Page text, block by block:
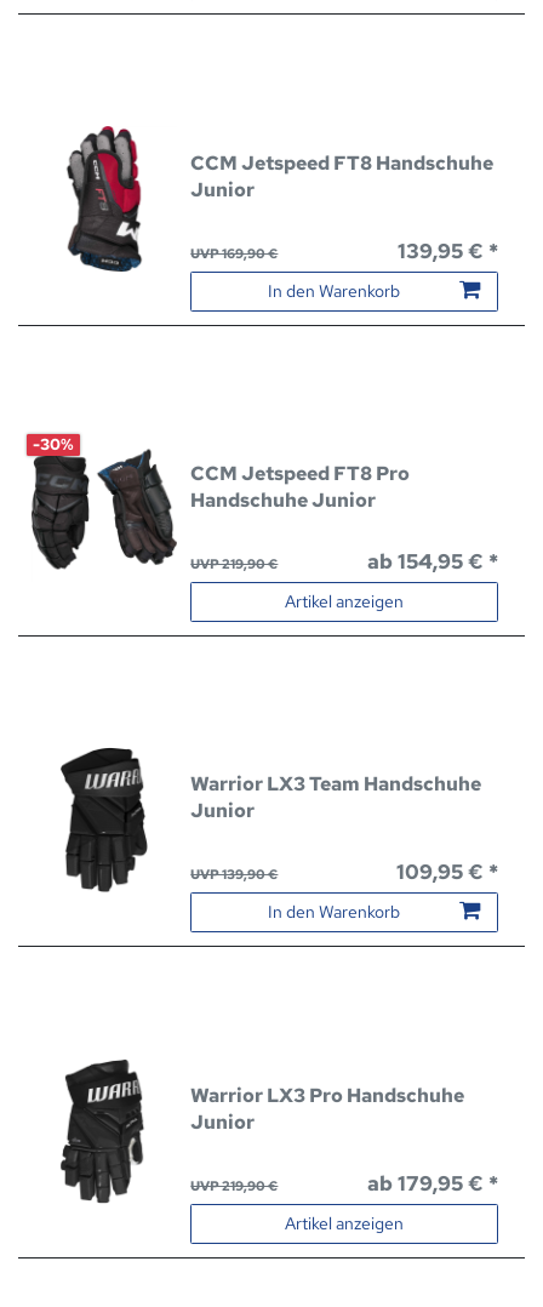
CCM Jetspeed FT8 Handschuhe
Junior
UVP 169,90 € 139,95 € *
In den Warenkorb
-30%
CCM Jetspeed FT8 Pro
Handschuhe Junior
UVP 219,90 € ab 154,95 € *
Artikel anzeigen
Warrior LX3 Team Handschuhe
Junior
UVP 139,90 € 109,95 € *
In den Warenkorb
Warrior LX3 Pro Handschuhe
Junior
UVP 219,90 € ab 179,95 € *
Artikel anzeigen